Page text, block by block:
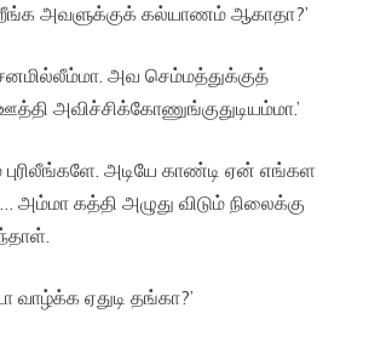
அவளுக்குக் கல்யாணம் ஆகாதா?’
அவ செம்மத்துக்குத்
அவிச்சிக்கோணுங்குதுடியம்மா.’
அடியே காண்டி ஏன் எங்கள
அம்மா கத்தி அழுது விடும் நிலைக்கு
வாழ்க்க ஏதுடி தங்கா?’